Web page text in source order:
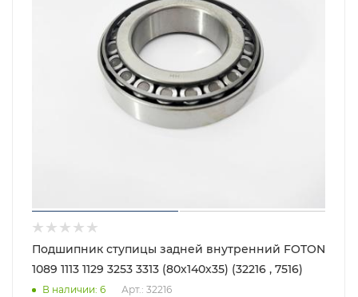
Подшипник ступицы задней внутренний FOTON
1089 1113 1129 3253 3313 (80х140х35) (32216 , 7516)
В наличии: 6 Арт.: 32216